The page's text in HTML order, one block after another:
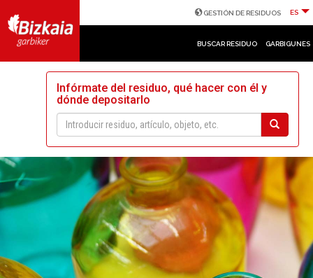
GESTIÓN DE RESIDUOS ES
BUSCAR RESIDUO GARBIGUNES
Infórmate del residuo, qué hacer con él y
dónde depositarlo